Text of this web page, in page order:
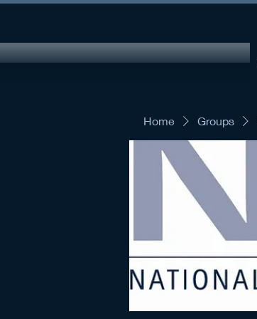
Home Groups